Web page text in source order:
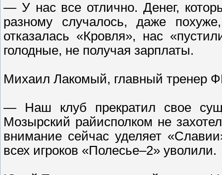
— У нас все отлично. Денег,
разному случалось, даже
отказалась «Кровля», нас
голодные, не получая зарплаты.
Михаил Лакомый, главный тренер
— Наш клуб прекратил свое
Мозырский райисполком не
внимание сейчас уделяет
всех игроков «Полесье–2» уволили.